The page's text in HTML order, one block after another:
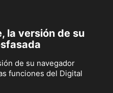
la versión de su
de su navegador
funciones del Digital